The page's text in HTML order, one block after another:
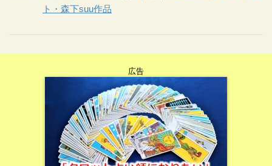
ト・森下suu作品
広告